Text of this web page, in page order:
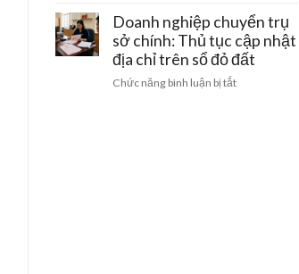
gỡ
nút
thắt
hồi
giấy
phép
doanh
làm
trang
trại
công
nghệ
Doanh nghiệp chuyển trụ
sở chính: Thủ tục cập nhật
địa chỉ trên sổ đỏ đất
Chức năng bình luận bị tắtở